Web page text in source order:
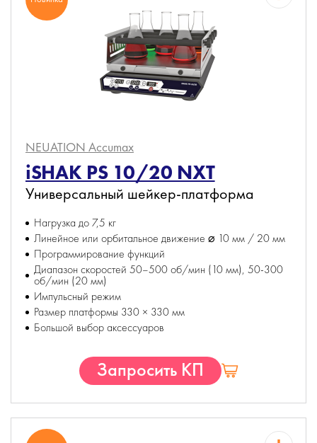
NEUATION Accumax
iSHAK PS 10/20 NXT
Универсальный шейкер-платформа
Нагрузка до 7,5 кг
Линейное или орбитальное движение ⌀ 10 мм / 20 мм
Программирование функций
Диапазон скоростей 50–500 об/мин (10 мм), 50-300
об/мин (20 мм)
Импульсный режим
Размер платформы 330 × 330 мм
Большой выбор аксессуаров
Запросить КП